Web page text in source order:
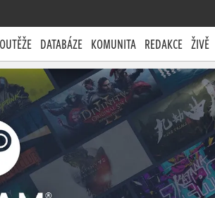
DATABÁZE KOMUNITA REDAKCE ŽIVĚ